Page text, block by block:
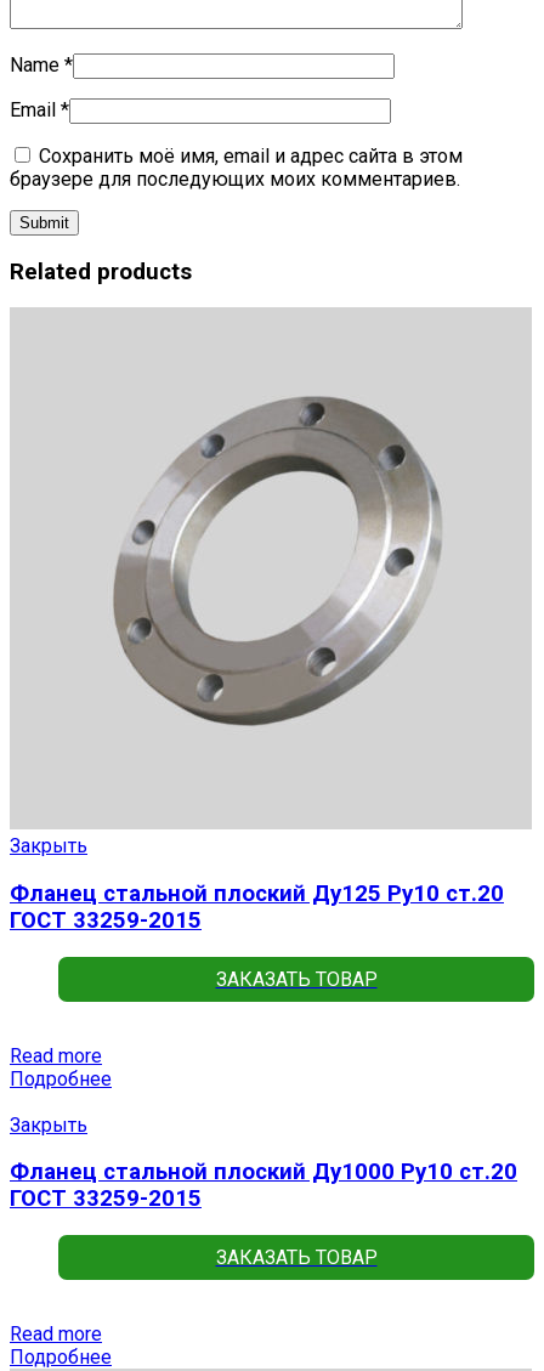
Name *
Email *
Сохранить моё имя, email и адрес сайта в этом
браузере для последующих моих комментариев.
Related products
Закрыть
Фланец стальной плоский Ду125 Ру10 ст.20
ГОСТ 33259-2015
ЗАКАЗАТЬ ТОВАР
Read more
Подробнее
Закрыть
Фланец стальной плоский Ду1000 Ру10 ст.20
ГОСТ 33259-2015
ЗАКАЗАТЬ ТОВАР
Read more
Подробнее